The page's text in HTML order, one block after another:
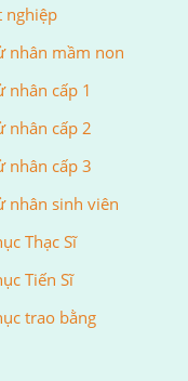
nghiệp
nhân mầm non
nhân cấp 1
nhân cấp 2
nhân cấp 3
nhân sinh viên
Thạc Sĩ
Tiến Sĩ
trao bằng